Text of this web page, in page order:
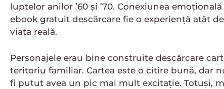
luptelor anilor ’60 și ’70. Conexiunea
ebook gratuit descărcare fie o experiență atât
viața reală.
Personajele erau bine construite descărcare
teritoriu familiar. Cartea este o citire bună, dar
fi putut avea un pic mai mult excitație. Totuși,